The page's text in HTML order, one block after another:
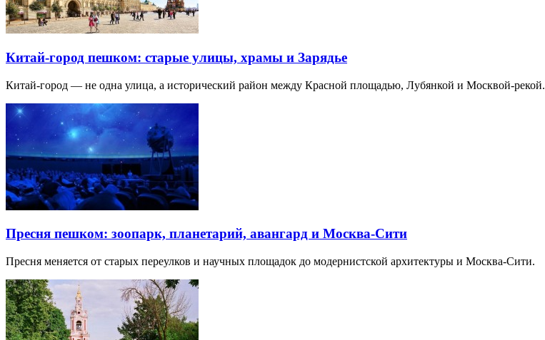
Китай-город пешком: старые улицы, храмы и Зарядье
Китай-город — не одна улица, а исторический район между Красной площадью, Лубянкой и Москвой-рекой.
Пресня пешком: зоопарк, планетарий, авангард и Москва-Сити
Пресня меняется от старых переулков и научных площадок до модернистской архитектуры и Москва-Сити.